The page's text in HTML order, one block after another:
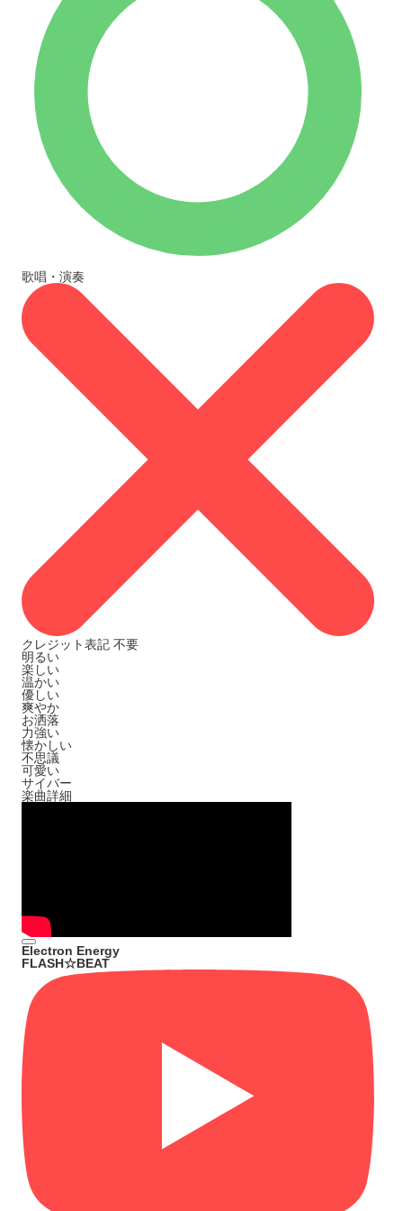
歌唱・演奏
クレジット表記 不要
明るい
楽しい
温かい
優しい
爽やか
お洒落
力強い
懐かしい
不思議
可愛い
サイバー
楽曲詳細
Electron Energy
FLASH☆BEAT